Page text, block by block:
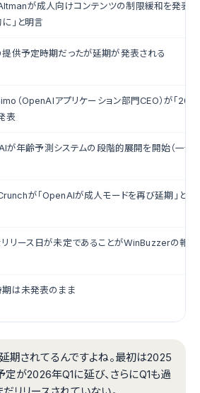
が成人向けコンテンツの制限緩和を発表。
」と明言
提供予定時期だったが延期が発表される
（OpenAIアプリケーション部門CEO）が「
表
が年齢予測システムの段階的展開を開始（一部
が「OpenAIが成人モードを再び延期」と報
リース日が未定であることがWinBuzzerの報
は未発表のまま
期されてるんですよね。最初は2025
定が2026年Q1に延び、さらにQ1も過